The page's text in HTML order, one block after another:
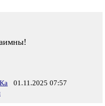
01.11.2025 07:57